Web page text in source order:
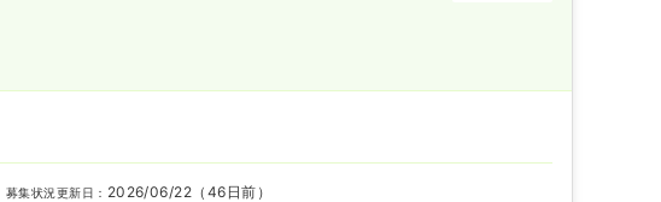
募集状況更新日： 2026/06/22（46日前）